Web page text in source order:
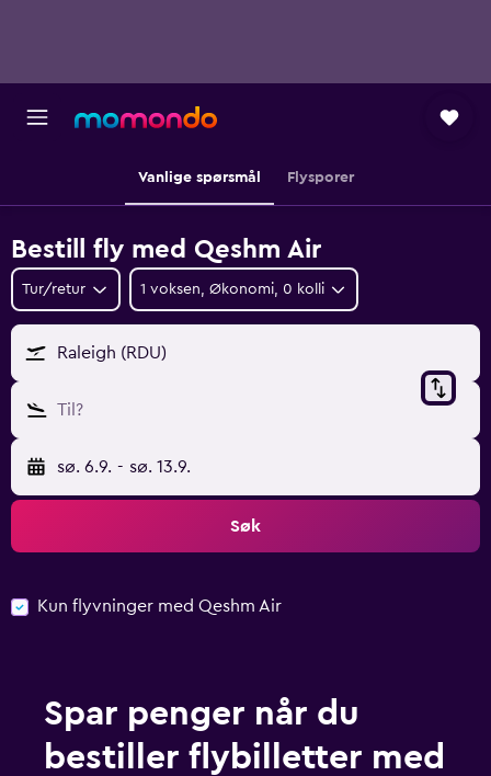
Vanlige spørsmål Flysporer
Bestill fly med Qeshm Air
Tur/retur 1 voksen, Økonomi, 0 kolli
Raleigh (RDU)
Til?
sø. 6.9. - sø. 13.9.
Søk
Kun flyvninger med Qeshm Air
Spar penger når du
bestiller flybilletter med